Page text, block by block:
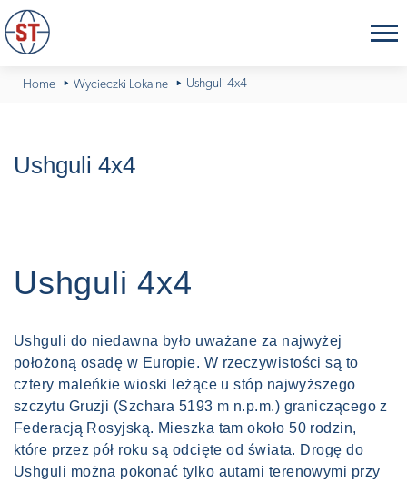
Home Wycieczki Lokalne Ushguli 4x4
Ushguli 4x4
Ushguli 4x4
Ushguli do niedawna było uważane za najwyżej
położoną osadę w Europie. W rzeczywistości są to
cztery maleńkie wioski leżące u stóp najwyższego
szczytu Gruzji (Szchara 5193 m n.p.m.) graniczącego z
Federacją Rosyjską. Mieszka tam około 50 rodzin,
które przez pół roku są odcięte od świata. Drogę do
Ushguli można pokonać tylko autami terenowymi przy